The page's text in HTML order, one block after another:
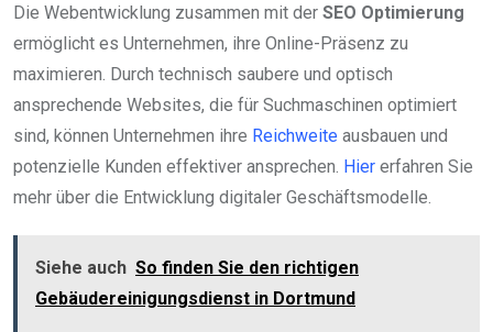
Die Webentwicklung zusammen mit der SEO Optimierung
ermöglicht es Unternehmen, ihre Online-Präsenz zu
maximieren. Durch technisch saubere und optisch
ansprechende Websites, die für Suchmaschinen optimiert
sind, können Unternehmen ihre Reichweite ausbauen und
potenzielle Kunden effektiver ansprechen. Hier erfahren Sie
mehr über die Entwicklung digitaler Geschäftsmodelle.
Siehe auch So finden Sie den richtigen
Gebäudereinigungsdienst in Dortmund